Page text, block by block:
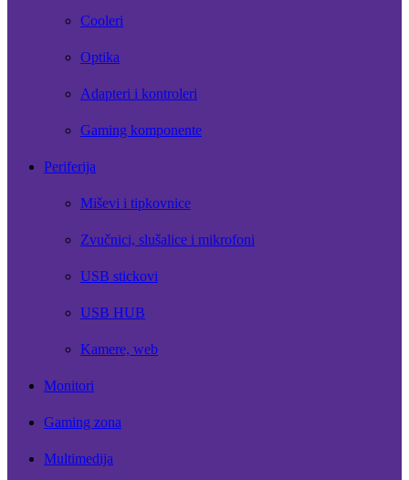
Cooleri
Optika
Adapteri i kontroleri
Gaming komponente
Periferija
Miševi i tipkovnice
Zvučnici, slušalice i mikrofoni
USB stickovi
USB HUB
Kamere, web
Monitori
Gaming zona
Multimedija